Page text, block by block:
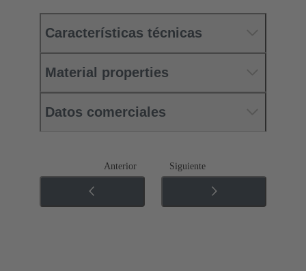
Características técnicas
Material properties
Datos comerciales
Anterior Siguiente